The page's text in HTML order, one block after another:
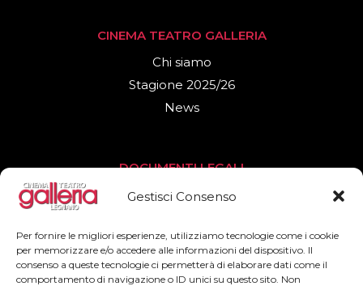
Gestisci Consenso
Per fornire le migliori esperienze, utilizziamo tecnologie come i cookie
per memorizzare e/o accedere alle informazioni del dispositivo. Il
consenso a queste tecnologie ci permetterà di elaborare dati come il
comportamento di navigazione o ID unici su questo sito. Non
CINEMA TEATRO GALLERIA
Chi siamo
Stagione 2025/26
News
DOCUMENTI LEGALI
Privacy Policy
SEGUICI